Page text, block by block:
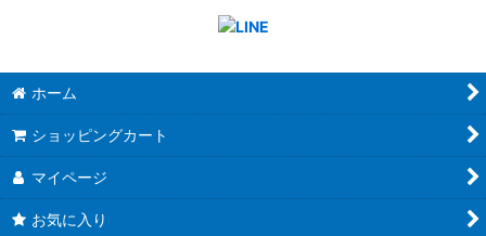
ホーム
ショッピングカート
マイページ
お気に入り